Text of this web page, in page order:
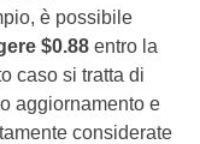
è possibile
$0.88 entro la
caso si tratta di
aggiornamento e
considerate